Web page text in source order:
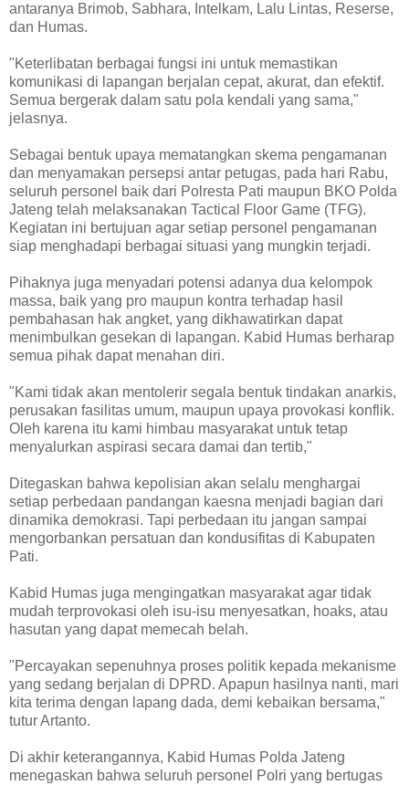
antaranya Brimob, Sabhara, Intelkam, Lalu Lintas, Reserse,
dan Humas.
"Keterlibatan berbagai fungsi ini untuk memastikan
komunikasi di lapangan berjalan cepat, akurat, dan efektif.
Semua bergerak dalam satu pola kendali yang sama,"
jelasnya.
Sebagai bentuk upaya mematangkan skema pengamanan
dan menyamakan persepsi antar petugas, pada hari Rabu,
seluruh personel baik dari Polresta Pati maupun BKO Polda
Jateng telah melaksanakan Tactical Floor Game (TFG).
Kegiatan ini bertujuan agar setiap personel pengamanan
siap menghadapi berbagai situasi yang mungkin terjadi.
Pihaknya juga menyadari potensi adanya dua kelompok
massa, baik yang pro maupun kontra terhadap hasil
pembahasan hak angket, yang dikhawatirkan dapat
menimbulkan gesekan di lapangan. Kabid Humas berharap
semua pihak dapat menahan diri.
"Kami tidak akan mentolerir segala bentuk tindakan anarkis,
perusakan fasilitas umum, maupun upaya provokasi konflik.
Oleh karena itu kami himbau masyarakat untuk tetap
menyalurkan aspirasi secara damai dan tertib,"
Ditegaskan bahwa kepolisian akan selalu menghargai
setiap perbedaan pandangan kaesna menjadi bagian dari
dinamika demokrasi. Tapi perbedaan itu jangan sampai
mengorbankan persatuan dan kondusifitas di Kabupaten
Pati.
Kabid Humas juga mengingatkan masyarakat agar tidak
mudah terprovokasi oleh isu-isu menyesatkan, hoaks, atau
hasutan yang dapat memecah belah.
"Percayakan sepenuhnya proses politik kepada mekanisme
yang sedang berjalan di DPRD. Apapun hasilnya nanti, mari
kita terima dengan lapang dada, demi kebaikan bersama,"
tutur Artanto.
Di akhir keterangannya, Kabid Humas Polda Jateng
menegaskan bahwa seluruh personel Polri yang bertugas